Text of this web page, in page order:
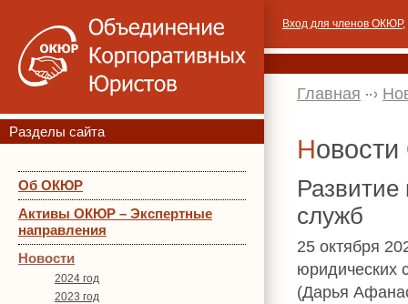
Разделы сайта
Об ОКЮР
Активы ОКЮР – Экспертные
направления
Новости
2024 год
2023 год
Вход для членов ОКЮР,
Главная
служб
25 октября
юридических
(Дарья